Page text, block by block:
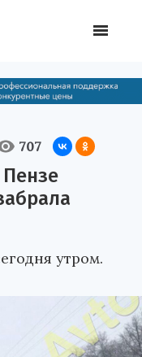
707
утром.